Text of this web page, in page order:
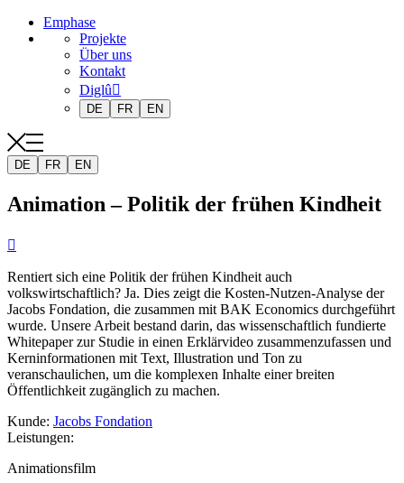
Emphase
Projekte
Über uns
Kontakt
Diglû
DE FR EN
DE FR EN
Animation – Politik der frühen Kindheit

Rentiert sich eine Politik der frühen Kindheit auch
volkswirtschaftlich? Ja. Dies zeigt die Kosten-Nutzen-Analyse der
Jacobs Fondation, die zusammen mit BAK Economics durchgeführt
wurde. Unsere Arbeit bestand darin, das wissenschaftlich fundierte
Whitepaper zur Studie in einen Erklärvideo zusammenzufassen und
Kerninformationen mit Text, Illustration und Ton zu
veranschaulichen, um die komplexen Inhalte einer breiten
Öffentlichkeit zugänglich zu machen.
Kunde: Jacobs Fondation
Leistungen:
Animationsfilm